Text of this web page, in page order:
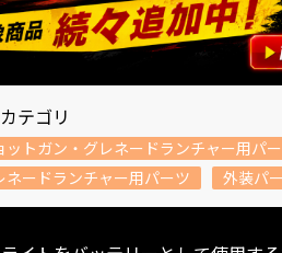
テゴリ
ットガン・グレネードランチャー用パ
ネードランチャー用パーツ
外装パ